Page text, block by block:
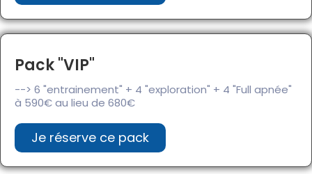
Pack "VIP"
--> 6 "entrainement" + 4 "exploration" + 4 "Full apnée"
à 590€ au lieu de 680€
Je réserve ce pack